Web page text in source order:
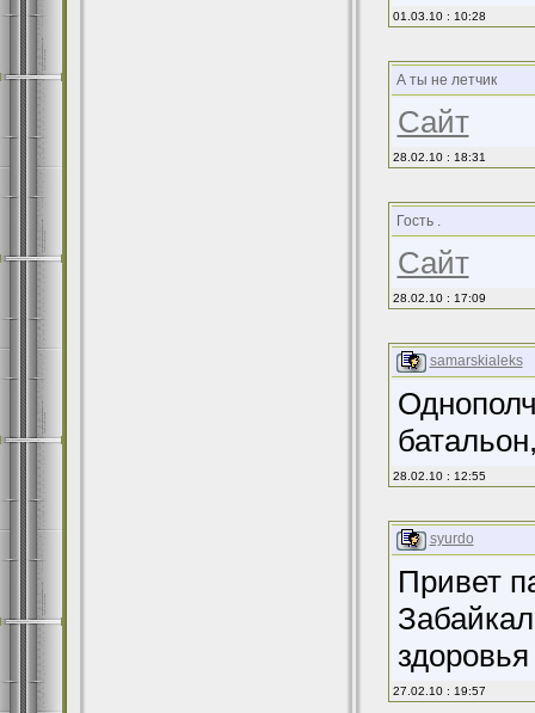
01.03.10 : 10:28
А ты не летчик
Сайт
28.02.10 : 18:31
Гость .
Сайт
28.02.10 : 17:09
samarskialeks
28.02.10 : 12:55
syurdo
Привет
27.02.10 : 19:57